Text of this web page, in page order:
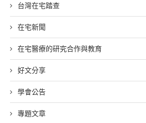
台灣在宅踏查
在宅新聞
在宅醫療的研究合作與教育
好文分享
學會公告
專題文章